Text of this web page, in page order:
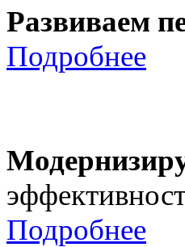
Развиваем
Подробнее
Подробнее